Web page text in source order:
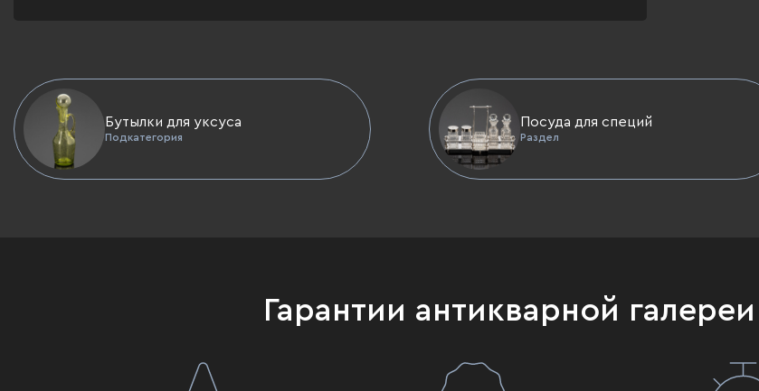
Бутылки для уксуса
Подкатегория
Посуда для специй
Раздел
Гарантии антикварной